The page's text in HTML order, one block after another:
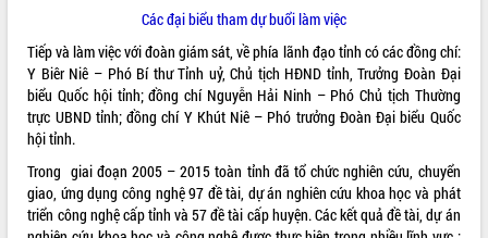
Các đại biểu tham dự buổi làm việc
Tiếp và làm việc với đoàn giám sát, về phía lãnh đạo tỉnh có các đồng chí:
Y Biêr Niê – Phó Bí thư Tỉnh uỷ, Chủ tịch HĐND tỉnh, Trưởng Đoàn Đại
biểu Quốc hội tỉnh; đồng chí Nguyễn Hải Ninh – Phó Chủ tịch Thường
trực UBND tỉnh; đồng chí Y Khút Niê – Phó trưởng Đoàn Đại biểu Quốc
hội tỉnh.
Trong giai đoạn 2005 – 2015 toàn tỉnh đã tổ chức nghiên cứu, chuyển
giao, ứng dụng công nghệ 97 đề tài, dự án nghiên cứu khoa học và phát
triển công nghệ cấp tỉnh và 57 đề tài cấp huyện. Các kết quả đề tài, dự án